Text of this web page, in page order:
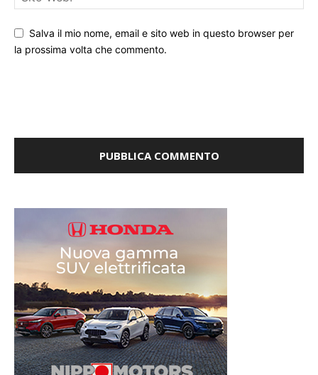
Salva il mio nome, email e sito web in questo browser per
la prossima volta che commento.